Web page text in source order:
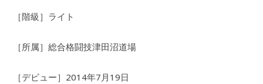
［階級］ライト
［所属］総合格闘技津田沼道場
［デビュー］2014年7月19日